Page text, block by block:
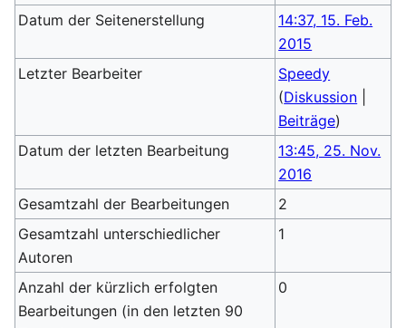
Datum der Seitenerstellung
14:37, 15. Feb.
2015
Letzter Bearbeiter
Speedy
(Diskussion
Beiträge)
Datum der letzten Bearbeitung
13:45, 25. Nov.
2016
Gesamtzahl der Bearbeitungen
2
Gesamtzahl unterschiedlicher
Autoren
1
Anzahl der kürzlich erfolgten
Bearbeitungen (in den letzten 90
0